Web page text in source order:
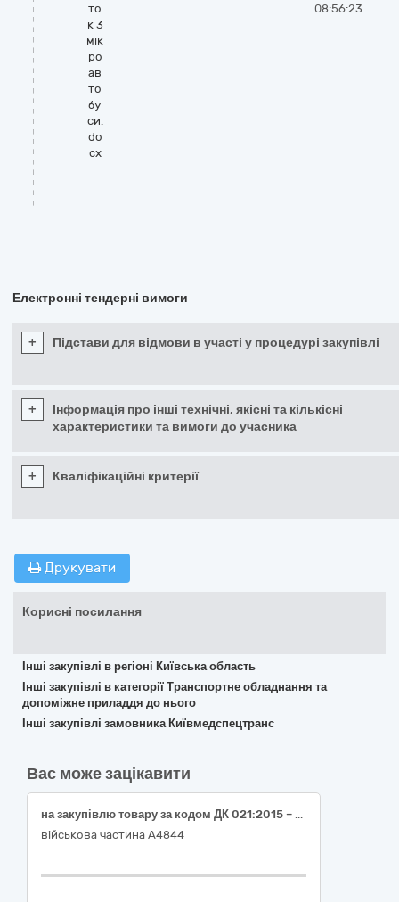
то
к 3
мік
ро
ав
то
бу
си.
do
cx
08:56:23
Електронні тендерні вимоги
+ Підстави для відмови в участі у процедурі закупівлі
+
Інформація про інші технічні, якісні та кількісні
характеристики та вимоги до учасника
+ Кваліфікаційні критерії
Друкувати
Корисні посилання
Інші закупівлі в регіоні Київська область
Інші закупівлі в категорії Транспортне обладнання та
допоміжне приладдя до нього
Інші закупівлі замовника Київмедспецтранс
Вас може зацікавити
на закупівлю товару за кодом ДК 021:2015 – 34110000-1 – Легкові автомобілі (Легковий автомобіль RENAULT MASTER бувший у використанні або еквівалент*)
військова частина А4844